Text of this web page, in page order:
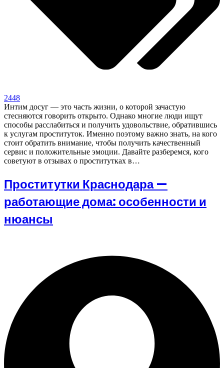
2448
Интим досуг — это часть жизни, о которой зачастую
стесняются говорить открыто. Однако многие люди ищут
способы расслабиться и получить удовольствие, обратившись
к услугам проституток. Именно поэтому важно знать, на кого
стоит обратить внимание, чтобы получить качественный
сервис и положительные эмоции. Давайте разберемся, кого
советуют в отзывах о проститутках в…
Проститутки Краснодара —
работающие дома: особенности и
нюансы